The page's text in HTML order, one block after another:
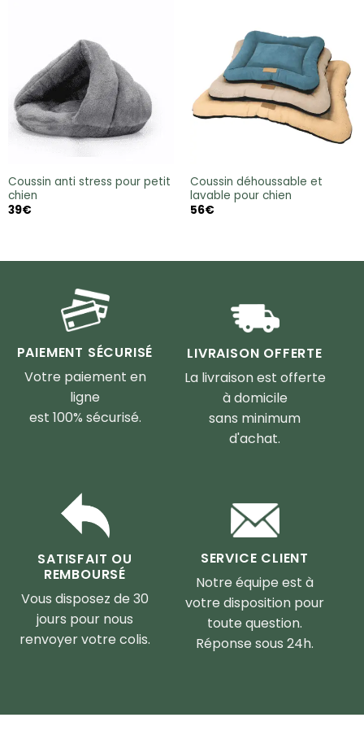
Coussin anti stress pour petit
chien
39€
Coussin déhoussable et
lavable pour chien
56€
PAIEMENT SÉCURISÉ
Votre paiement en
ligne
est 100% sécurisé.
LIVRAISON OFFERTE
La livraison est offerte
à domicile
sans minimum
d'achat.
SATISFAIT OU
REMBOURSÉ
Vous disposez de 30
jours pour nous
renvoyer votre colis.
SERVICE CLIENT
Notre équipe est à
votre disposition pour
toute question.
Réponse sous 24h.